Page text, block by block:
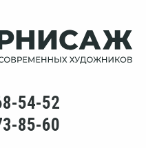
54-52
85-60